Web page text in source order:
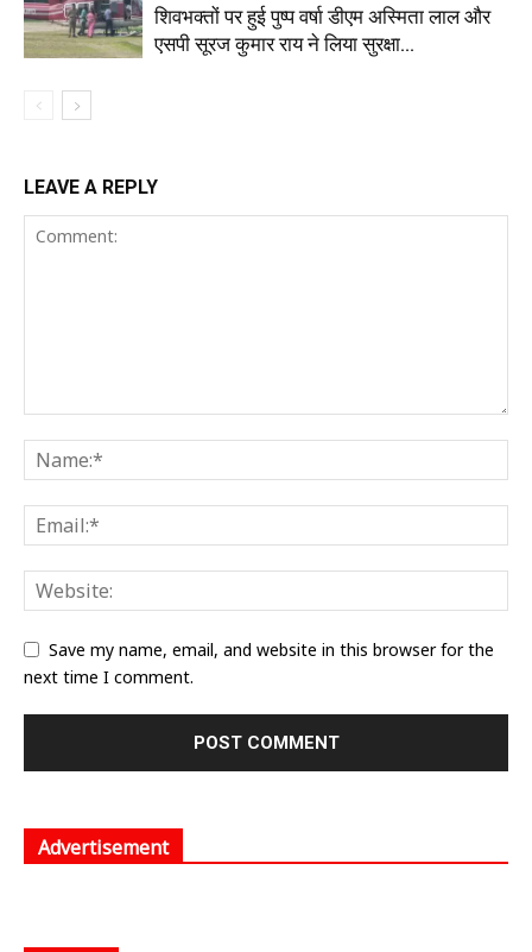
शिवभक्तों पर हुई पुष्प वर्षा डीएम अस्मिता लाल और
एसपी सूरज कुमार राय ने लिया सुरक्षा...
LEAVE A REPLY
Save my name, email, and website in this browser for the
next time I comment.
Advertisement